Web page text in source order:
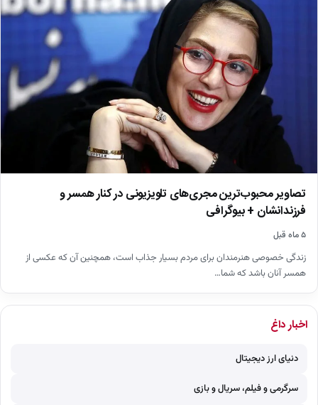
تصاویر محبوب‌ترین مجری‌های تلویزیونی در کنار همسر و
فرزندانشان + بیوگرافی
۵ ماه قبل
زندگی خصوصی هنرمندان برای مردم بسیار جذاب است، همچنین آن که عکسی از
همسر آنان باشد که شما…
اخبار داغ
دنیای ارز دیجیتال
سرگرمی و فیلم، سریال و بازی